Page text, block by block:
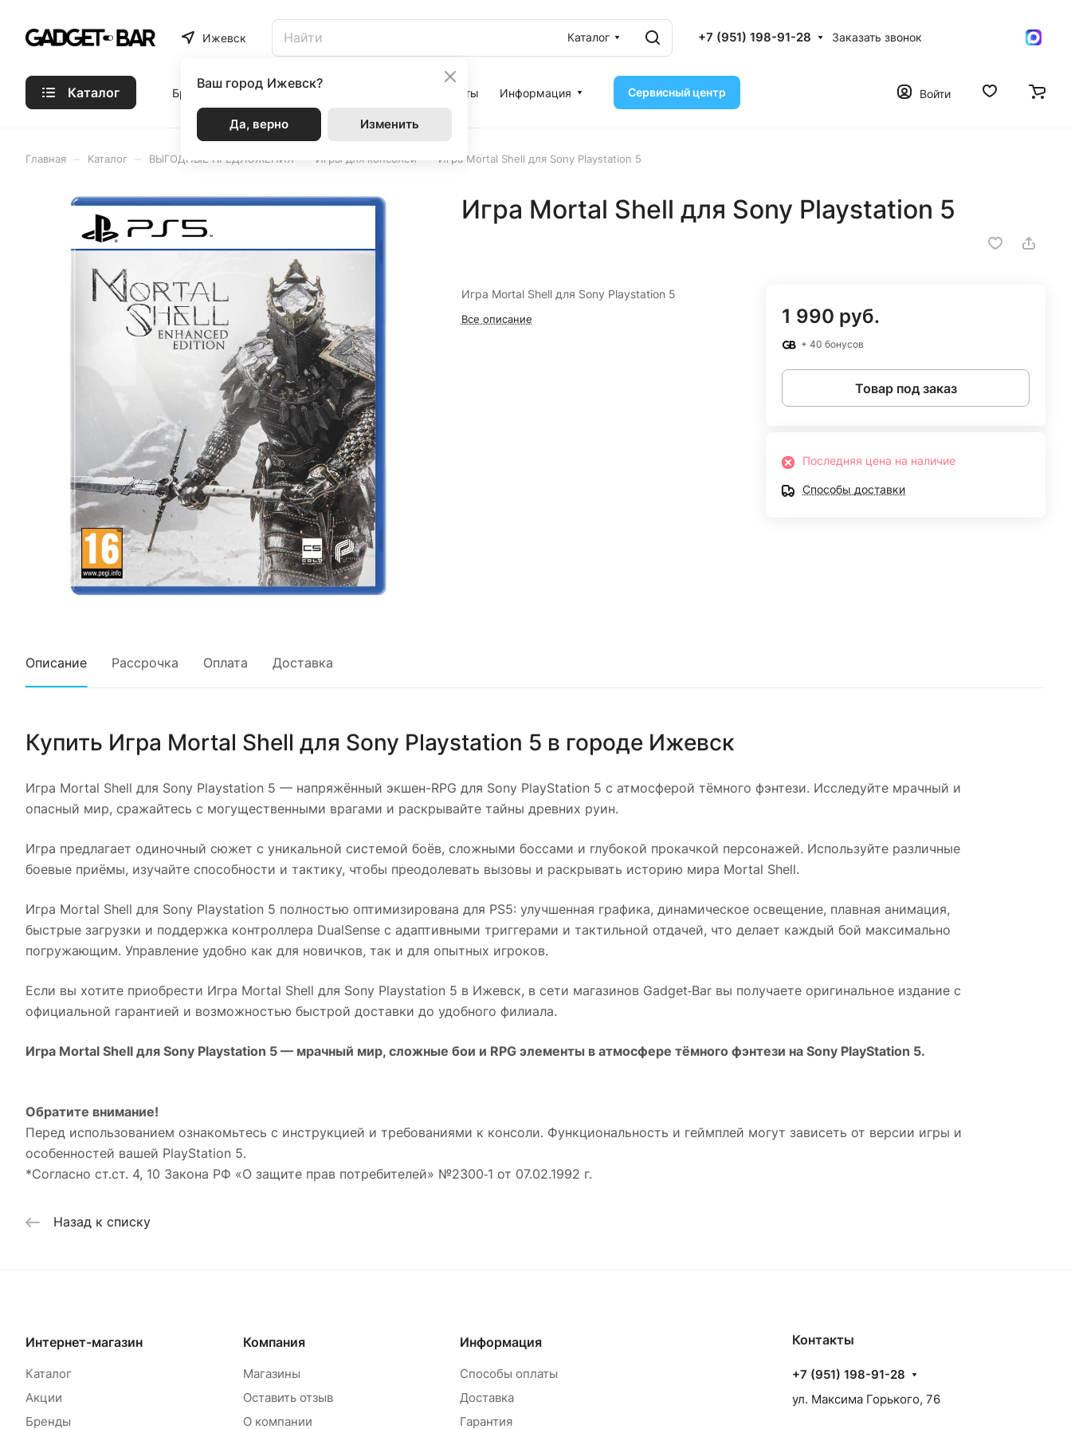
Ижевск
Ваш город Ижевск?
Да, верно Изменить
Каталог +7 (951) 198-91-28 Заказать звонок
Каталог Бренды Статьи Акции Контакты Информация Сервисный центр Войти
Главная Каталог ВЫГОДНЫЕ ПРЕДЛОЖЕНИЯ Игры для консолей Игра Mortal Shell для Sony Playstation 5
Игра Mortal Shell для Sony Playstation 5
Игра Mortal Shell для Sony Playstation 5
Все описание 1 990 руб.
+ 40 бонусов
Товар под заказ
Последняя цена на наличие
Способы доставки
Описание Рассрочка Оплата Доставка
Купить Игра Mortal Shell для Sony Playstation 5 в городе Ижевск
Игра Mortal Shell для Sony Playstation 5 — напряжённый экшен-RPG для Sony PlayStation 5 с атмосферой тёмного фэнтези. Исследуйте мрачный и
опасный мир, сражайтесь с могущественными врагами и раскрывайте тайны древних руин.
Игра предлагает одиночный сюжет с уникальной системой боёв, сложными боссами и глубокой прокачкой персонажей. Используйте различные
боевые приёмы, изучайте способности и тактику, чтобы преодолевать вызовы и раскрывать историю мира Mortal Shell.
Игра Mortal Shell для Sony Playstation 5 полностью оптимизирована для PS5: улучшенная графика, динамическое освещение, плавная анимация,
быстрые загрузки и поддержка контроллера DualSense с адаптивными триггерами и тактильной отдачей, что делает каждый бой максимально
погружающим. Управление удобно как для новичков, так и для опытных игроков.
Если вы хотите приобрести Игра Mortal Shell для Sony Playstation 5 в Ижевск, в сети магазинов Gadget‑Bar вы получаете оригинальное издание с
официальной гарантией и возможностью быстрой доставки до удобного филиала.
Игра Mortal Shell для Sony Playstation 5 — мрачный мир, сложные бои и RPG элементы в атмосфере тёмного фэнтези на Sony PlayStation 5.
Обратите внимание!
Перед использованием ознакомьтесь с инструкцией и требованиями к консоли. Функциональность и геймплей могут зависеть от версии игры и
особенностей вашей PlayStation 5.
*Согласно ст.ст. 4, 10 Закона РФ «О защите прав потребителей» №2300‑1 от 07.02.1992 г.
Назад к списку
Интернет-магазин
Каталог
Акции
Бренды
Компания
Магазины
Оставить отзыв
О компании
Информация
Способы оплаты
Доставка
Гарантия
Контакты
+7 (951) 198-91-28
ул. Максима Горького, 76